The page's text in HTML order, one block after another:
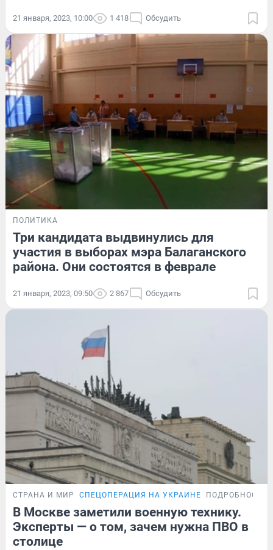
21 января, 2023, 10:00 1 418 Обсудить
ПОЛИТИКА
Три кандидата выдвинулись для
участия в выборах мэра Балаганского
района. Они состоятся в феврале
21 января, 2023, 09:50 2 867 Обсудить
СТРАНА И МИР СПЕЦОПЕРАЦИЯ НА УКРАИНЕ ПОДРОБНОСТИ
В Москве заметили военную технику.
Эксперты — о том, зачем нужна ПВО в
столице